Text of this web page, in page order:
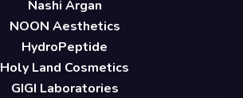
Nashi Argan
NOON Aesthetics
HydroPeptide
Holy Land Cosmetics
GIGI Laboratories